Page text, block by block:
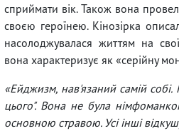
сприймати вік. Також вона
своєю героїнею. Кінозірка
насолоджувалася життям на
вона характеризує як «серійну
«Ейджизм, нав'язаний самій
цього". Вона не була
основною стравою. Усі інші